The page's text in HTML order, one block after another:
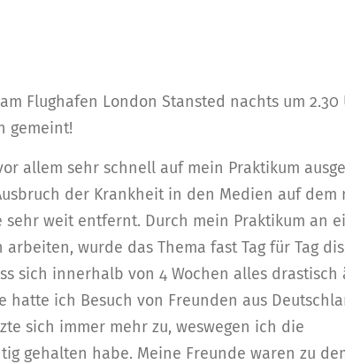
Flughafen London Stansted nachts um
gemeint!
allem sehr schnell auf mein Praktikum
der Krankheit in den Medien auf dem
weit entfernt. Durch mein Praktikum an
wurde das Thema fast Tag für Tag
sich innerhalb von 4 Wochen alles drastisch
hatte ich Besuch von Freunden aus
sich immer mehr zu, weswegen ich die
gehalten habe. Meine Freunde waren zu